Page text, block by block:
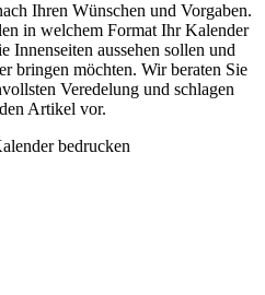
Ihren Wünschen und Vorgaben.
in welchem Format Ihr Kalender
Innenseiten aussehen sollen und
bringen möchten. Wir beraten Sie
Veredelung und schlagen
Artikel vor.
bedrucken